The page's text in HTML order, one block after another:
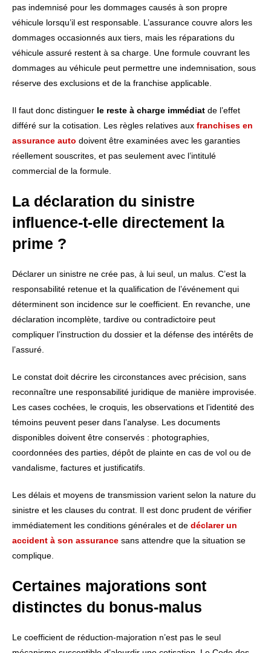
pas indemnisé pour les dommages causés à son propre
véhicule lorsqu’il est responsable. L’assurance couvre alors les
dommages occasionnés aux tiers, mais les réparations du
véhicule assuré restent à sa charge. Une formule couvrant les
dommages au véhicule peut permettre une indemnisation, sous
réserve des exclusions et de la franchise applicable.
Il faut donc distinguer le reste à charge immédiat de l’effet
différé sur la cotisation. Les règles relatives aux franchises en
assurance auto doivent être examinées avec les garanties
réellement souscrites, et pas seulement avec l’intitulé
commercial de la formule.
La déclaration du sinistre
influence-t-elle directement la
prime ?
Déclarer un sinistre ne crée pas, à lui seul, un malus. C’est la
responsabilité retenue et la qualification de l’événement qui
déterminent son incidence sur le coefficient. En revanche, une
déclaration incomplète, tardive ou contradictoire peut
compliquer l’instruction du dossier et la défense des intérêts de
l’assuré.
Le constat doit décrire les circonstances avec précision, sans
reconnaître une responsabilité juridique de manière improvisée.
Les cases cochées, le croquis, les observations et l’identité des
témoins peuvent peser dans l’analyse. Les documents
disponibles doivent être conservés : photographies,
coordonnées des parties, dépôt de plainte en cas de vol ou de
vandalisme, factures et justificatifs.
Les délais et moyens de transmission varient selon la nature du
sinistre et les clauses du contrat. Il est donc prudent de vérifier
immédiatement les conditions générales et de déclarer un
accident à son assurance sans attendre que la situation se
complique.
Certaines majorations sont
distinctes du bonus-malus
Le coefficient de réduction-majoration n’est pas le seul